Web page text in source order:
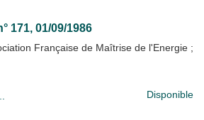
171, 01/09/1986
Française de Maîtrise de l'Energie ;
Disponible